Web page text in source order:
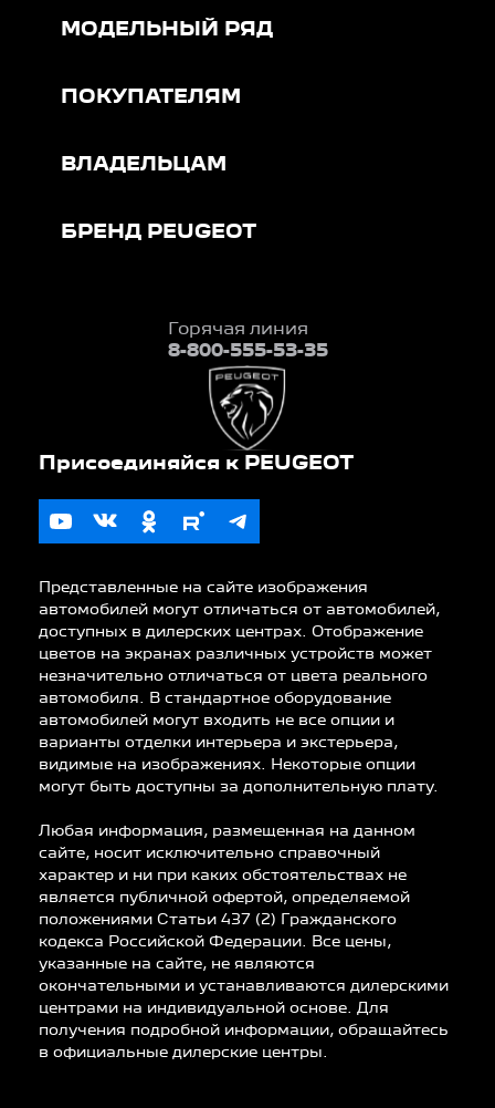
Горячая линия
8-800-555-53-35
МОДЕЛЬНЫЙ РЯД
ПОКУПАТЕЛЯМ
ВЛАДЕЛЬЦАМ
БРЕНД PEUGEOT
Представленные на сайте изображения
автомобилей могут отличаться от автомобилей,
доступных в дилерских центрах. Отображение
цветов на экранах различных устройств может
незначительно отличаться от цвета реального
автомобиля. В стандартное оборудование
автомобилей могут входить не все опции и
варианты отделки интерьера и экстерьера,
видимые на изображениях. Некоторые опции
могут быть доступны за дополнительную плату.
Любая информация, размещенная на данном
сайте, носит исключительно справочный
характер и ни при каких обстоятельствах не
является публичной офертой, определяемой
положениями Статьи 437 (2) Гражданского
кодекса Российской Федерации. Все цены,
указанные на сайте, не являются
окончательными и устанавливаются дилерскими
центрами на индивидуальной основе. Для
получения подробной информации, обращайтесь
в официальные дилерские центры.